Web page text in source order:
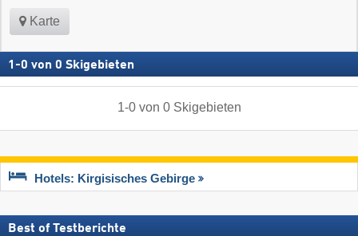
Karte
1 -0 von 0 Skigebieten
1-0von 0 Skigebieten
Hotels: Kirgisisches Gebirge
Best of Testberichte